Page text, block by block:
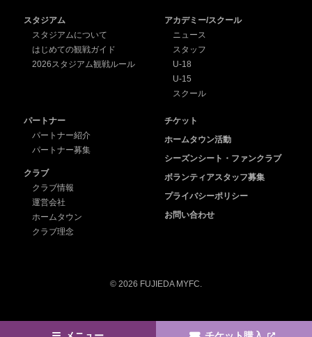
スタジアム
スタジアムについて
はじめての観戦ガイド
2026スタジアム観戦ルール
アカデミー/スクール
ニュース
スタッフ
U-18
U-15
スクール
パートナー
パートナー紹介
パートナー募集
クラブ
クラブ情報
運営会社
ホームタウン
クラブ理念
チケット
ホームタウン活動
シーズンシート・ファンクラブ
ボランティアスタッフ募集
プライバシーポリシー
お問い合わせ
© 2026 FUJIEDA MYFC.